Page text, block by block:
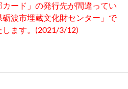
ード」の発行先が間違ってい
波市埋蔵文化財センター」で
ます。(2021/3/12)